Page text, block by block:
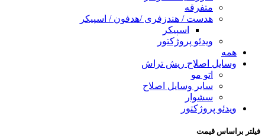
متفرقه
هدست / هندزفری /هدفون / اسپیکر
اسپیکر
ویدئو پروژکتور
همه
وسایل اصلاح ریش تراش
اتو مو
سایر وسایل اصلاح
سشوار
ویدئو پروژکتور
فیلتر براساس قیمت